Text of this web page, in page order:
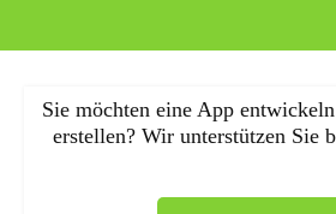
Sie möchten eine App
erstellen? Wir unterstützen Sie